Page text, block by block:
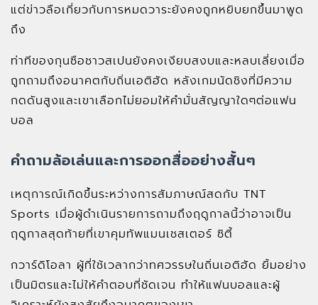
แต่ข่าวลือเกี่ยวกับการหมดวาระยังคงถูกหยิบยกขึ้นมาพูด
ถึง
ท่าทีของกุนซือชาวสเปนยังคงเงียบสงบและหลบเลี่ยงเมื่อ
ถูกถามถึงอนาคตกับถิ่นเอติฮัด หลังเกมนัดชิงที่มีความ
กดดันสูงและเขาเลือกไม่ยอมให้คำมั่นสัญญาใดๆต่อแฟน
บอล
คำถามล้อเล่นและการออกสื่ออย่างสั้นๆ
เหตุการณ์เกิดขึ้นระหว่างการสัมภาษณ์สดกับ TNT
Sports เมื่อผู้ดำเนินรายการถามถึงฤดูกาลนี้ว่าอาจเป็น
ฤดูกาลสุดท้ายที่เขาคุมทัพแมนเชสเตอร์ ซิตี้
กวาร์ดิโอลา ผู้ที่ใช้เวลากว่าทศวรรษในถิ่นเอติฮัด ยิ้มอย่าง
เป็นมิตรและไม่ให้คำตอบที่ชัดเจน ทำให้แฟนบอลและผู้